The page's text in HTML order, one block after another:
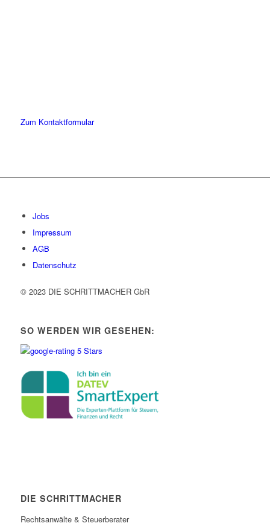
Zum Kontaktformular
Jobs
Impressum
AGB
Datenschutz
© 2023 DIE SCHRITTMACHER GbR
SO WERDEN WIR GESEHEN:
DIE SCHRITTMACHER
Rechtsanwälte & Steuerberater